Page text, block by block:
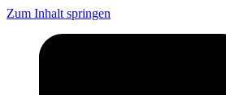
Zum Inhalt springen